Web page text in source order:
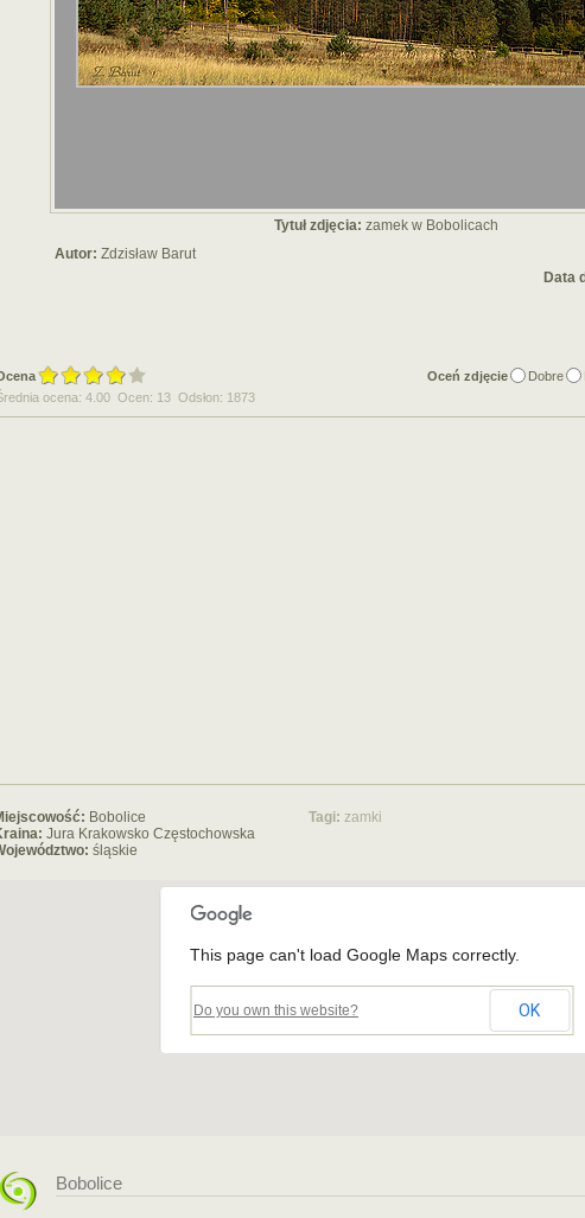
Tytuł zdjęcia: zamek w Bobolicach
Autor: Zdzisław Barut
Data
Oceń zdjęcie Dobre
ocena: 4.00 Ocen: 13 Odsłon: 1873
Bobolice
Jura Krakowsko Częstochowska
śląskie
Tagi: zamki
This page can't load Google Maps correctly.
Do you own this website? OK
Bobolice